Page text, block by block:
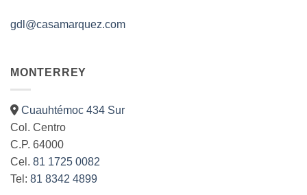
gdl@casamarquez.com
MONTERREY
Cuauhtémoc 434 Sur
Col. Centro
C.P. 64000
Cel. 81 1725 0082
Tel: 81 8342 4899